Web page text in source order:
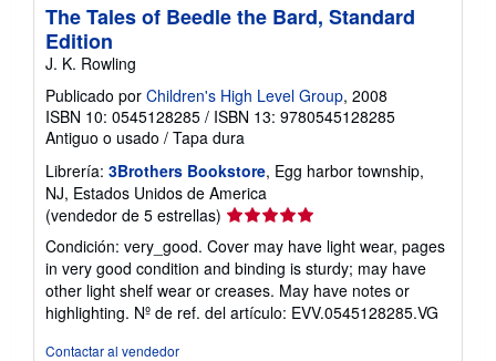
The Tales of Beedle the Bard, Standard
Edition
J. K. Rowling
Publicado por Children's High Level Group, 2008
ISBN 10: 0545128285 / ISBN 13: 9780545128285
Antiguo o usado / Tapa dura
Librería: 3Brothers Bookstore, Egg harbor township,
NJ, Estados Unidos de America
(vendedor de 5 estrellas) Calificación
vendedor:
5
de
5
Condición: very_good. Cover may have light wear, pages
in very good condition and binding is sturdy; may have
other light shelf wear or creases. May have notes or
highlighting. Nº de ref. del artículo: EVV.0545128285.VG
Contactar al vendedor